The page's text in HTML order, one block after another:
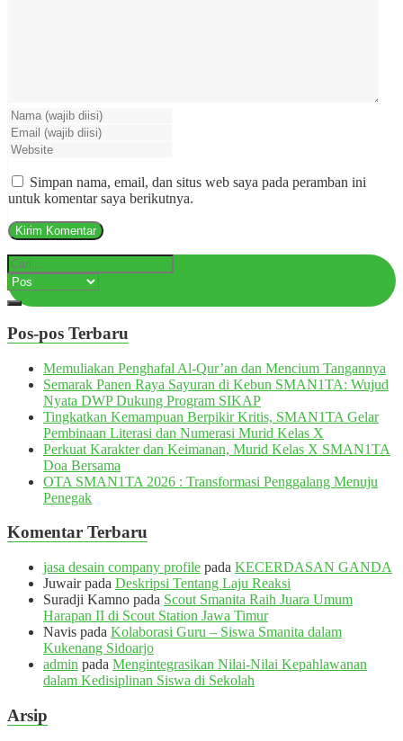
Simpan nama, email, dan situs web saya pada peramban ini
untuk komentar saya berikutnya.
Pos-pos Terbaru
Memuliakan Penghafal Al-Qur’an dan Mencium Tangannya
Semarak Panen Raya Sayuran di Kebun SMAN1TA: Wujud
Nyata DWP Dukung Program SIKAP
Tingkatkan Kemampuan Berpikir Kritis, SMAN1TA Gelar
Pembinaan Literasi dan Numerasi Murid Kelas X
Perkuat Karakter dan Keimanan, Murid Kelas X SMAN1TA
Doa Bersama
OTA SMAN1TA 2026 : Transformasi Penggalang Menuju
Penegak
Komentar Terbaru
jasa desain company profile pada KECERDASAN GANDA
Juwairpada Deskripsi Tentang Laju Reaksi
Suradji Kamno pada Scout Smanita Raih Juara Umum
Harapan II di Scout Station Jawa Timur
Navis pada Kolaborasi Guru – Siswa Smanita dalam
Kukenang Sidoarjo
admin pada Mengintegrasikan Nilai-Nilai Kepahlawanan
dalam Kedisiplinan Siswa di Sekolah
Arsip